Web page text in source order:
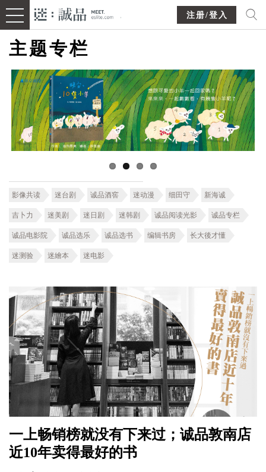
注册/登入
主题专栏
影像共读 迷台剧 诚品酒窖 迷动漫 细田守 新海诚
吉卜力 迷美剧 迷日剧 迷韩剧 诚品阅读光影 诚品专栏
诚品电影院 诚品选乐 诚品选书 编辑书房 长大後才懂
迷测验 迷繪本 迷电影
一上畅销榜就没有下来过；诚品敦南店
近10年卖得最好的书